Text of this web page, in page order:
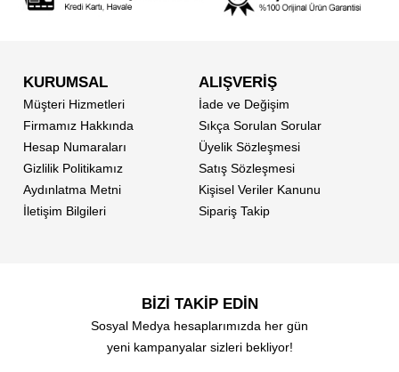
KURUMSAL
Müşteri Hizmetleri
Firmamız Hakkında
Hesap Numaraları
Gizlilik Politikamız
Aydınlatma Metni
İletişim Bilgileri
ALIŞVERİŞ
İade ve Değişim
Sıkça Sorulan Sorular
Üyelik Sözleşmesi
Satış Sözleşmesi
Kişisel Veriler Kanunu
Sipariş Takip
BİZİ TAKİP EDİN
Sosyal Medya hesaplarımızda her gün
yeni kampanyalar sizleri bekliyor!